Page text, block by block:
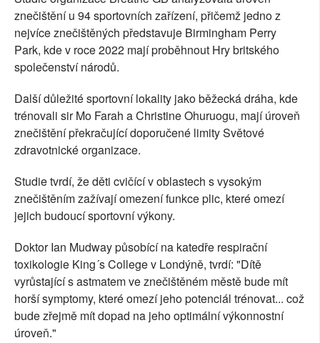
znečištění u 94 sportovních zařízení, přičemž jedno z
nejvíce znečištěných představuje Birmingham Perry
Park, kde v roce 2022 mají proběhnout Hry britského
společenství národů.
Další důležité sportovní lokality jako běžecká dráha, kde
trénovali sir Mo Farah a Christine Ohuruogu, mají úroveň
znečištění překračující doporučené limity Světové
zdravotnické organizace.
Studie tvrdí, že děti cvičící v oblastech s vysokým
znečištěním zažívají omezení funkce plic, které omezí
jejich budoucí sportovní výkony.
Doktor Ian Mudway působící na katedře respirační
toxikologie King´s College v Londýně, tvrdí: "Dítě
vyrůstající s astmatem ve znečištěném městě bude mít
horší symptomy, které omezí jeho potenciál trénovat... což
bude zřejmě mít dopad na jeho optimální výkonnostní
úroveň."